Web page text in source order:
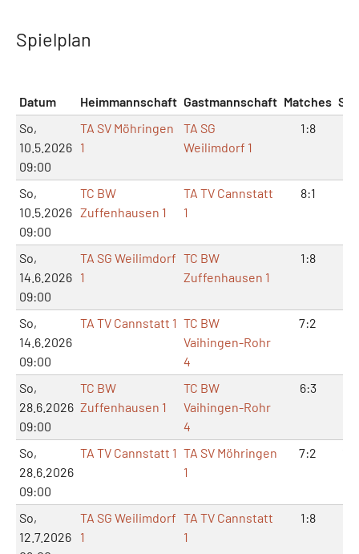
Spielplan
Datum Heimmannschaft Gastmannschaft Matches
So,
10.5.2026
09:00
TA SV Möhringen
1
TA SG
Weilimdorf 1
1:8
So,
10.5.2026
09:00
TC BW
Zuffenhausen 1
TA TV Cannstatt
1
8:1
So,
14.6.2026
09:00
TA SG Weilimdorf
1
TC BW
Zuffenhausen 1
1:8
So,
14.6.2026
09:00
TA TV Cannstatt 1 TC BW
Vaihingen-Rohr
4
7:2
So,
28.6.2026
09:00
TC BW
Zuffenhausen 1
TC BW
Vaihingen-Rohr
4
6:3
So,
28.6.2026
09:00
TA TV Cannstatt 1 TA SV Möhringen
1
7:2
So,
12.7.2026
TA SG Weilimdorf
1
TA TV Cannstatt
1
1:8